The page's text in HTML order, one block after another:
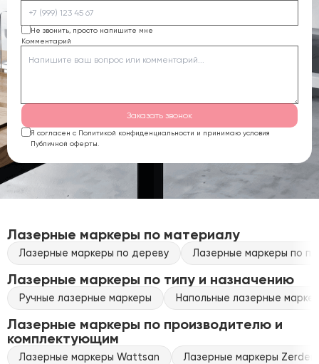
Не звонить, просто напишите мне
Комментарий
Заказать звонок
Я согласен с Политикой конфиденциальности и принимаю условия
Публичной оферты.
Лазерные маркеры по материалу
Лазерные маркеры по дереву Лазерные маркеры по
Лазерные маркеры по типу и назначению
Ручные лазерные маркеры Напольные лазерные
Лазерные маркеры по производителю и
комплектующим
Лазерные маркеры Wattsan Лазерные маркеры Zerder